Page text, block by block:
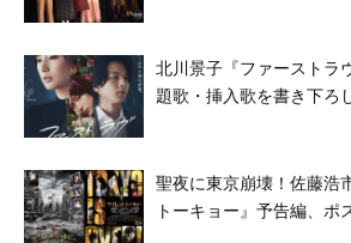
北川景子『ファーストラ
題歌・挿入歌を書き下ろ
聖夜に東京崩壊！佐藤浩
トーキョー』予告編、ポ